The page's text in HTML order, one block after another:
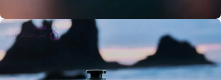
شاهکارهای مردانه
سبک اونتوسی